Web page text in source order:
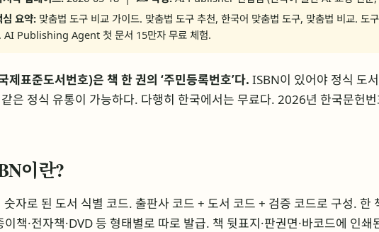
요약: 맞춤법 도구 비교 가이드. 맞춤법 도구 추천, 한국어 맞춤법 도구, 맞춤법 비교. 도
AI Publishing Agent 첫 문서 15만자 무료 체험.
제표준도서번호)은 책 한 권의 ‘주민등록번호’다. ISBN이 있어야 정식 도
은 정식 유통이 가능하다. 다행히 한국에서는 무료다. 2026년 한국문헌
이란?
자로 된 도서 식별 코드. 출판사 코드 + 도서 코드 + 검증 코드로 구성. 한
이책·전자책·DVD 등 형태별로 따로 발급. 책 뒷표지·판권면·바코드에 인쇄